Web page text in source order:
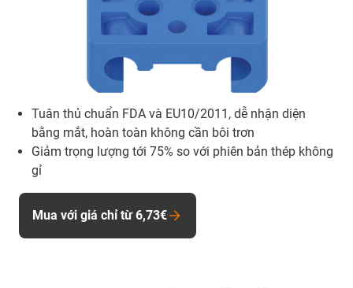
Tuân thủ chuẩn FDA và EU10/2011, dễ nhận diện
bằng mắt, hoàn toàn không cần bôi trơn
Giảm trọng lượng tới 75% so với phiên bản thép không
gỉ
Mua với giá chỉ từ 6,73€